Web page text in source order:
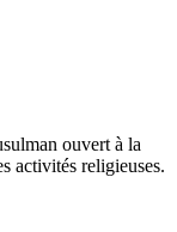
ouvert à la
activités religieuses.